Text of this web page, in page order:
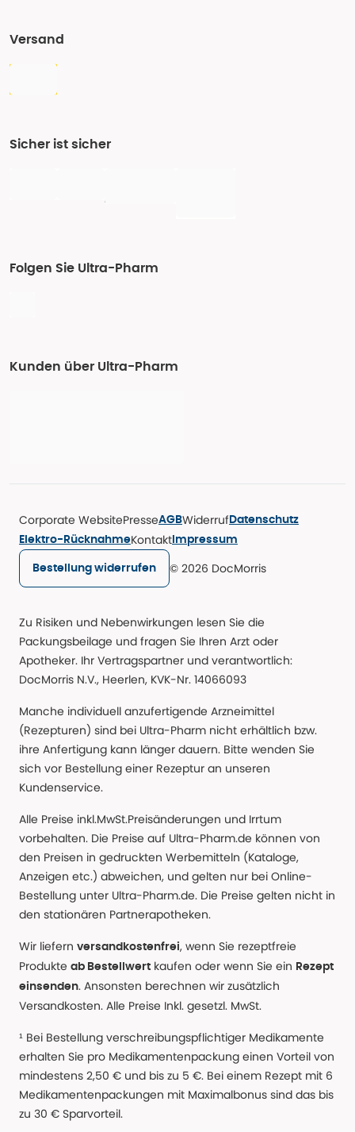
Versand
Sicher ist sicher
Folgen Sie Ultra-Pharm
Kunden über Ultra-Pharm
Corporate WebsitePresseAGBWiderruf Datenschutz
Elektro-RücknahmeKontakt Impressum
Bestellung widerrufen © 2026 DocMorris
Zu Risiken und Nebenwirkungen lesen Sie die
Packungsbeilage und fragen Sie Ihren Arzt oder
Apotheker. Ihr Vertragspartner und verantwortlich:
DocMorris N.V., Heerlen, KVK-Nr. 14066093
Manche individuell anzufertigende Arzneimittel
(Rezepturen) sind bei Ultra-Pharm nicht erhältlich bzw.
ihre Anfertigung kann länger dauern. Bitte wenden Sie
sich vor Bestellung einer Rezeptur an unseren
Kundenservice.
Alle Preise inkl.MwSt.Preisänderungen und Irrtum
vorbehalten. Die Preise auf Ultra-Pharm.de können von
den Preisen in gedruckten Werbemitteln (Kataloge,
Anzeigen etc.) abweichen, und gelten nur bei Online-
Bestellung unter Ultra-Pharm.de. Die Preise gelten nicht in
den stationären Partnerapotheken.
Wir liefern versandkostenfrei, wenn Sie rezeptfreie
Produkte ab Bestellwert kaufen oder wenn Sie ein Rezept
einsenden. Ansonsten berechnen wir zusätzlich
Versandkosten. Alle Preise Inkl. gesetzl. MwSt.
¹ Bei Bestellung verschreibungspflichtiger Medikamente
erhalten Sie pro Medikamentenpackung einen Vorteil von
mindestens 2,50 € und bis zu 5 €. Bei einem Rezept mit 6
Medikamentenpackungen mit Maximalbonus sind das bis
zu 30 € Sparvorteil.